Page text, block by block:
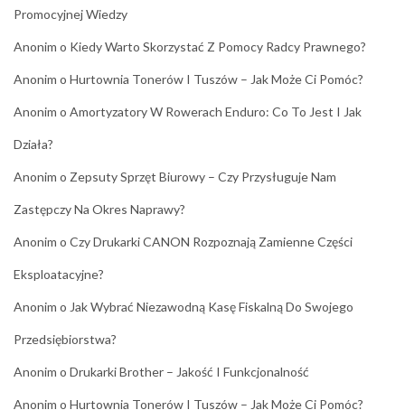
Promocyjnej Wiedzy
Anonim o Kiedy Warto Skorzystać Z Pomocy Radcy Prawnego?
Anonim o Hurtownia Tonerów I Tuszów – Jak Może Ci Pomóc?
Anonim o Amortyzatory W Rowerach Enduro: Co To Jest I Jak
Działa?
Anonim o Zepsuty Sprzęt Biurowy – Czy Przysługuje Nam
Zastępczy Na Okres Naprawy?
Anonim o Czy Drukarki CANON Rozpoznają Zamienne Części
Eksploatacyjne?
Anonim o Jak Wybrać Niezawodną Kasę Fiskalną Do Swojego
Przedsiębiorstwa?
Anonim o Drukarki Brother – Jakość I Funkcjonalność
Anonim o Hurtownia Tonerów I Tuszów – Jak Może Ci Pomóc?